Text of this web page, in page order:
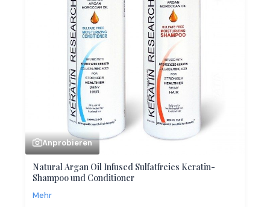
Anprobieren
Natural Argan Oil Infused Sulfatfreies Keratin-
Shampoo und Conditioner
Mehr